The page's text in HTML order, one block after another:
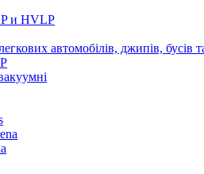
и HVLP
автомобілів, джипів, бусів